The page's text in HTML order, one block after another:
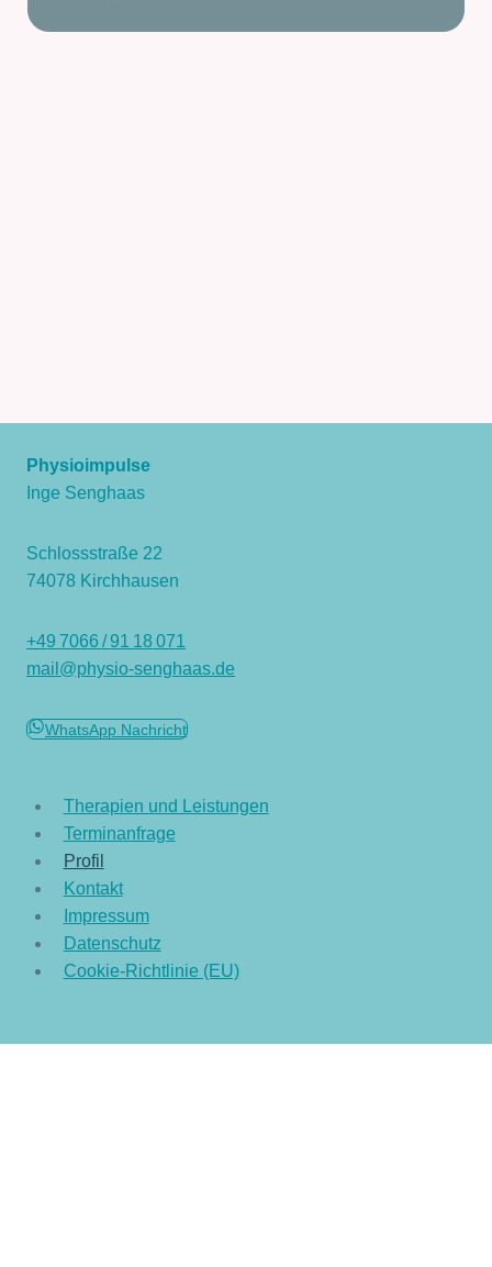
Physioimpulse
Inge Senghaas
Schlossstraße 22
74078 Kirchhausen
+49 7066 / 91 18 071
mail@physio-senghaas.de
WhatsApp Nachricht
Therapien und Leistungen
Terminanfrage
Profil
Kontakt
Impressum
Datenschutz
Cookie-Richtlinie (EU)